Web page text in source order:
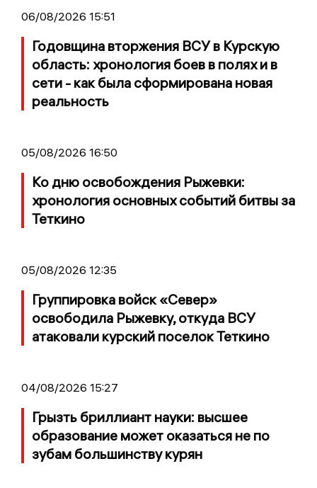
06/08/2026 15:51
Годовщина вторжения ВСУ в Курскую
область: хронология боев в полях и в
сети - как была сформирована новая
реальность
05/08/2026 16:50
Ко дню освобождения Рыжевки:
хронология основных событий битвы за
Теткино
05/08/2026 12:35
Группировка войск «Север»
освободила Рыжевку, откуда ВСУ
атаковали курский поселок Теткино
04/08/2026 15:27
Грызть бриллиант науки: высшее
образование может оказаться не по
зубам большинству курян